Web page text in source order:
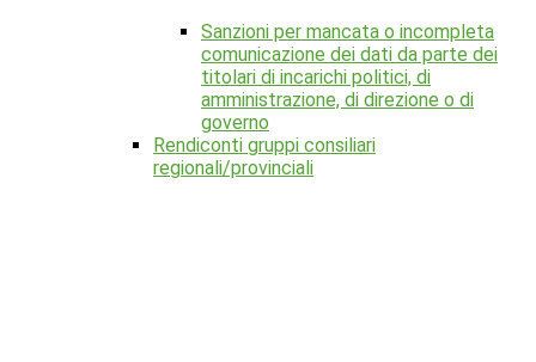
Sanzioni per mancata o incompleta
comunicazione dei dati da parte dei
titolari di incarichi politici, di
amministrazione, di direzione o di
governo
Rendiconti gruppi consiliari
regionali/provinciali